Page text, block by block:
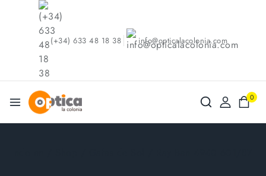
(+34) 633 48 18 38 info@opticalacolonia.com
0